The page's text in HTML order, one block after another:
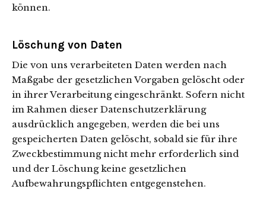
können.
Löschung von Daten
Die von uns verarbeiteten Daten werden nach
Maßgabe der gesetzlichen Vorgaben gelöscht oder
in ihrer Verarbeitung eingeschränkt. Sofern nicht
im Rahmen dieser Datenschutzerklärung
ausdrücklich angegeben, werden die bei uns
gespeicherten Daten gelöscht, sobald sie für ihre
Zweckbestimmung nicht mehr erforderlich sind
und der Löschung keine gesetzlichen
Aufbewahrungspflichten entgegenstehen.